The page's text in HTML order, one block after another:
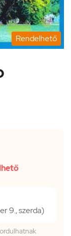
Rendelhető
9., szerda)